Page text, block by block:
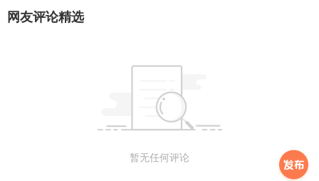
降6.5%，双数据均较4月份降幅紧缩。
网友评论精选
暂无任何评论